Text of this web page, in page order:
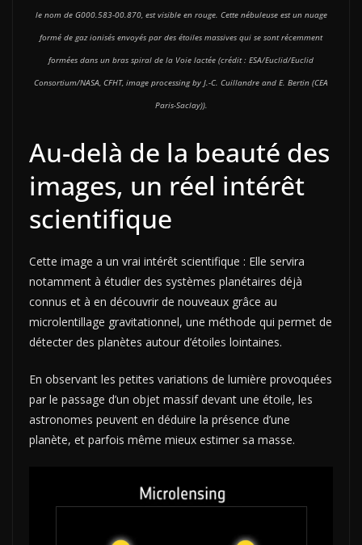
le nom de G000.583-00.870, est visible en rouge. Cette nébuleuse est un nuage
formé de gaz ionisés envoyés par des étoiles massives qui se sont récemment
formées dans un bras spiral de la Voie lactée (crédit : ESA/Euclid/Euclid
Consortium/NASA, CFHT, image processing by J.-C. Cuillandre and E. Bertin (CEA
Paris-Saclay)).
Au-delà de la beauté des
images, un réel intérêt
scientifique
Cette image a un vrai intérêt scientifique : Elle servira
notamment à étudier des systèmes planétaires déjà
connus et à en découvrir de nouveaux grâce au
microlentillage gravitationnel, une méthode qui permet de
détecter des planètes autour d’étoiles lointaines.
En observant les petites variations de lumière provoquées
par le passage d’un objet massif devant une étoile, les
astronomes peuvent en déduire la présence d’une
planète, et parfois même mieux estimer sa masse.